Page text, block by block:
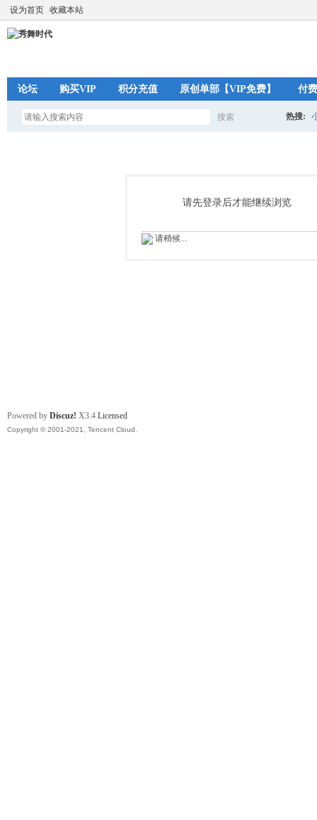
设为首页 收藏本站
论坛 购买VIP 积分充值 原创单部【VIP免费】 付
搜索
索
热搜:
请先登录后才能继续浏览
请稍候...
Powered by Discuz! X3.4 Licensed
Copyright © 2001-2021, Tencent Cloud.